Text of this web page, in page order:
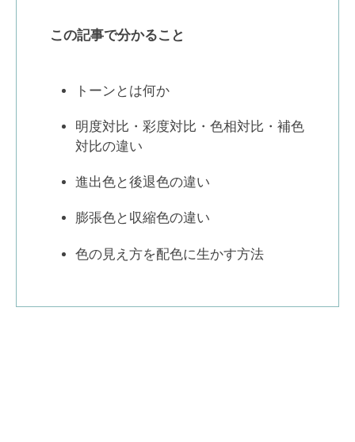
この記事で分かること
トーンとは何か
明度対比・彩度対比・色相対比・補色
対比の違い
進出色と後退色の違い
膨張色と収縮色の違い
色の見え方を配色に生かす方法